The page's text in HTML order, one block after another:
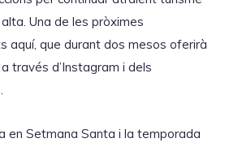
Una de les pròximes
aquí, que durant dos mesos oferirà
través d’Instagram i dels
en Setmana Santa i la temporada